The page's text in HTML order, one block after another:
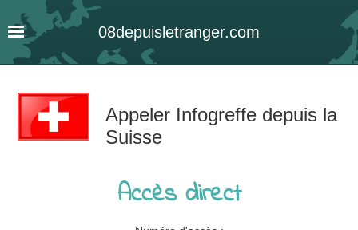
08depuisletranger.com
Appeler Infogreffe depuis la
Suisse
Accès direct